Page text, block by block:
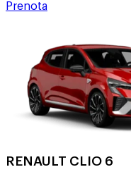
Prenota
RENAULT CLIO 6